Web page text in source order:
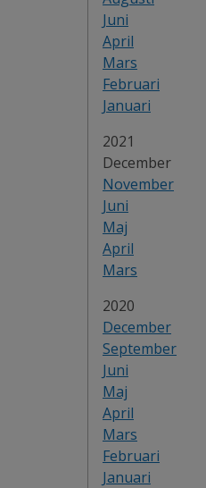
Juni
April
Mars
Februari
Januari
År:
2021
December
November
Juni
Maj
April
Mars
År:
2020
December
September
Juni
Maj
April
Mars
Februari
Januari